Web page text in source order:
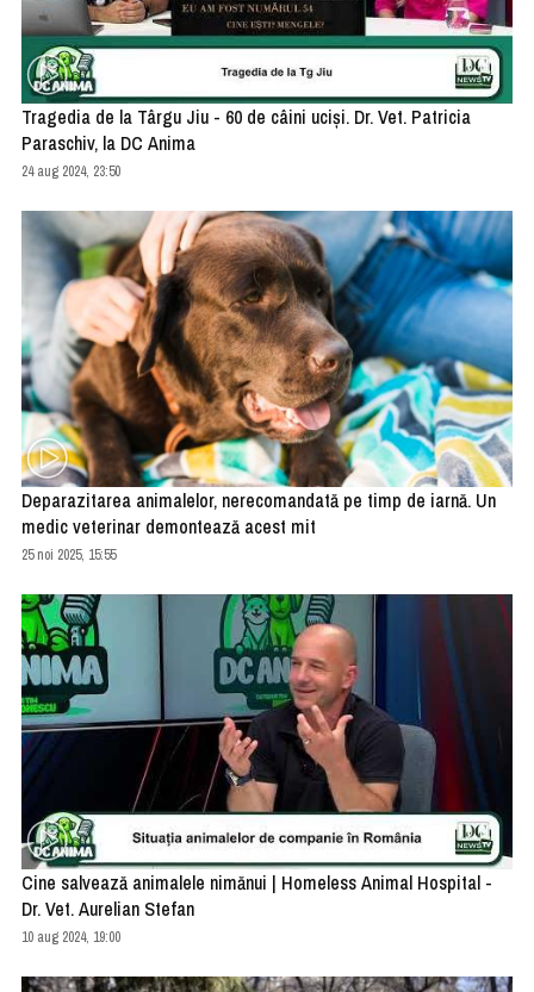
Tragedia de la Târgu Jiu - 60 de câini uciși. Dr. Vet. Patricia
Paraschiv, la DC Anima
24 aug 2024, 23:50
Deparazitarea animalelor, nerecomandată pe timp de iarnă. Un
medic veterinar demontează acest mit
25 noi 2025, 15:55
Cine salvează animalele nimănui | Homeless Animal Hospital -
Dr. Vet. Aurelian Stefan
10 aug 2024, 19:00